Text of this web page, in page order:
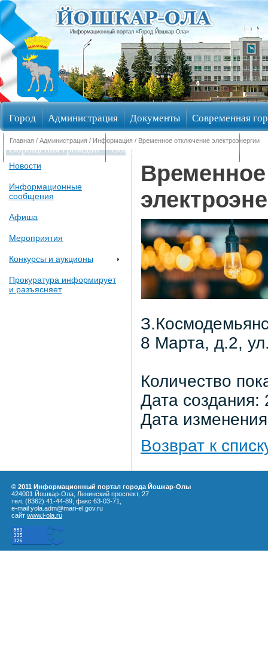
Информационный портал «Город Йошкар-Ола»
Город Администрация Документы Современная
Обращения граждан Общественные обсуждения
Главная / Администрация / Информация / Временное отключение электроэнергии
Новости
Информационные
сообщения
Афиша
Мероприятия
Конкурсы и аукционы
Прокуратура информирует
и разъясняет
8 Марта, д.2,
Количество
Дата
Дата
Возврат к
© 2011 Информационный портал города Йошкар-Олы
424001 Йошкар-Ола, Ленинский проспект, 27
тел. (8362) 41-44-89, факс 63-03-71,
e-mail yola.adm@mari-el.gov.ru
сайт www.i-ola.ru